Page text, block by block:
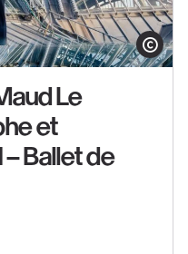
Afficher le
Le
et
Ballet de